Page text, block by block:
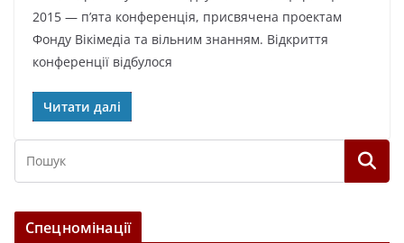
2015 — п’ята конференція, присвячена проектам
Фонду Вікімедіа та вільним знанням. Відкриття
конференції відбулося
Читати далі
Спецномінації